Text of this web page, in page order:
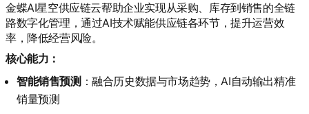
金蝶AI星空供应链云帮助企业实现从采购、库存到销售的全链
路数字化管理，通过AI技术赋能供应链各环节，提升运营效
率，降低经营风险。
核心能力：
智能销售预测 ：融合历史数据与市场趋势，AI自动输出精准
销量预测